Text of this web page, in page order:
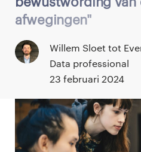
afwegingen
Willem Sloet tot
Data professional
23 februari 2024